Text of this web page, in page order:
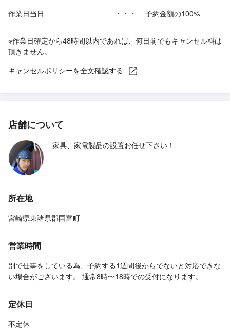
作業日当日
・・・ 予約金額の100%
※作業日確定から48時間以内であれば、何日前でもキャンセル料は
頂きません。
キャンセルポリシーを全文確認する
店舗について
家具、家電製品の設置お任せ下さい！
所在地
宮崎県東諸県郡国富町
営業時間
別で仕事をしている為、予約する1週間後からでないと対応できな
い場合がございます。 通常8時〜18時での受付になります。
定休日
不定休